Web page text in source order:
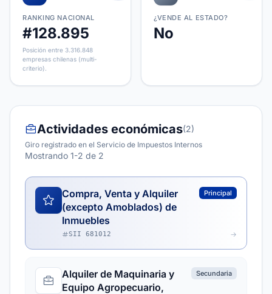
RANKING NACIONAL
#128.895
Posición entre 3.316.848
empresas chilenas (multi-
criterio).
¿VENDE AL ESTADO?
No
Actividades económicas(2)
Giro registrado en el Servicio de Impuestos Internos
Mostrando 1-2 de 2
Compra, Venta y Alquiler
(excepto Amoblados) de
Inmuebles
Principal
SII 681012
Alquiler de Maquinaria y
Equipo Agropecuario,
Secundaria